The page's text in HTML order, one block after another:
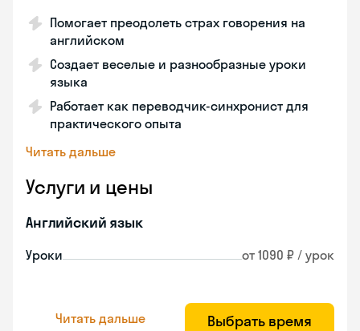
Помогает преодолеть страх говорения на
английском
Создает веселые и разнообразные уроки
языка
Работает как переводчик-синхронист для
практического опыта
Читать дальше
Услуги и цены
Английский язык
Уроки от 1090 ₽ / урок
Читать дальше Выбрать время